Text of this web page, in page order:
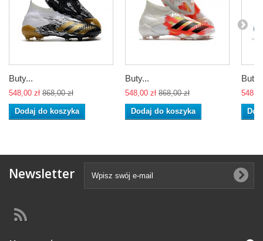
Buty...
548,00 zł 868,00 zł
Dodaj do koszyka
Buty...
548,00 zł 868,00 zł
Dodaj do koszyka
Newsletter